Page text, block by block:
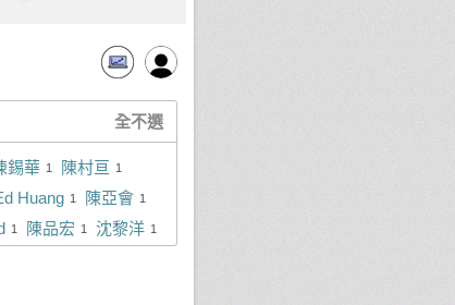
全不選
1
錫華 1
陳村亘
1
Huang 1
陳亞會
1 1
陳品宏 1
沈黎洋